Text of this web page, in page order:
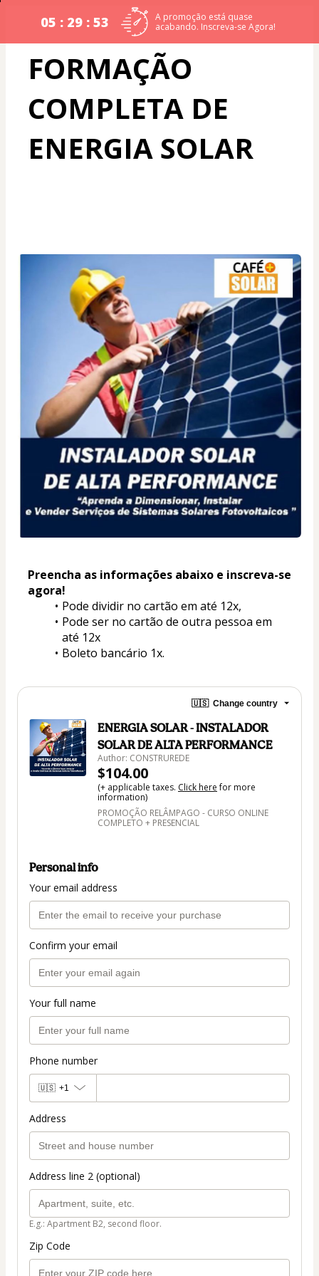
FORMAÇÃO
COMPLETA DE
ENERGIA SOLAR
05 : 29 : 52
A promoção está quase
acabando. Inscreva-se Agora!
Preencha as informações abaixo e inscreva-se
agora!
Pode dividir no cartão em até 12x,
Pode ser no cartão de outra pessoa em
até 12x
Boleto bancário 1x.
🇺🇸 Change country
ENERGIA SOLAR - INSTALADOR
SOLAR DE ALTA PERFORMANCE
Author: CONSTRUREDE
$104.00
(+ applicable taxes. Click herefor more
information)
PROMOÇÃO RELÂMPAGO - CURSO ONLINE
COMPLETO + PRESENCIAL
Personal info
Your email address
Confirm your email
Your full name
Phone number
🇺🇸 +1
Address
Address line 2 (optional)
E.g.: Apartment B2, second floor.
Zip Code